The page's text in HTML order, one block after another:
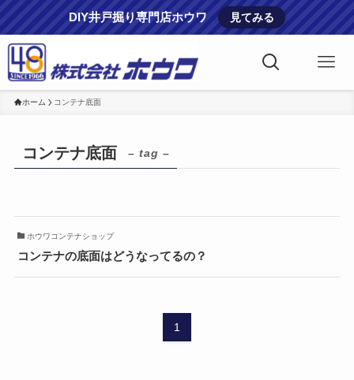
DIY井戸掘り専門店ホウワ 見てみる
ホーム コンテナ底面
コンテナ底面 – tag –
ホウワコンテナショップ
コンテナの底面はどうなってるの？
1